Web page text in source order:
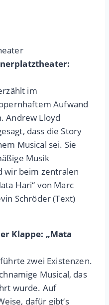
im
Aufwand
Andrew Lloyd
dass die Story
Musical sei. Sie
Musik
wir beim zentralen
Hari“ von Marc
Schröder (Text)
Klappe: „Mata
zwei Existenzen.
Musical, das
wurde. Auf
dafür gibt‘s